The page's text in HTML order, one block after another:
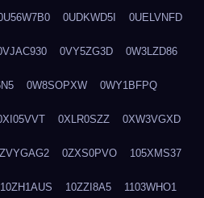
0UDKWD5I 0UELVNFD
0VY5ZG3D 0W3LZD86
0W8SOPXW 0WY1BFPQ
0XLR0SZZ 0XW3VGXD
0ZXS0PVO 105XMS37
10ZH1AUS 10ZZI8A5 1103WHO1